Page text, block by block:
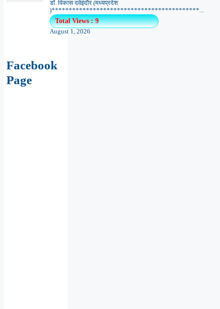
डॉ. विकास दवेइंदौर (मध्यप्रदेश
)*******************************************...
Total Views : 9
August 1, 2026
Facebook
Page